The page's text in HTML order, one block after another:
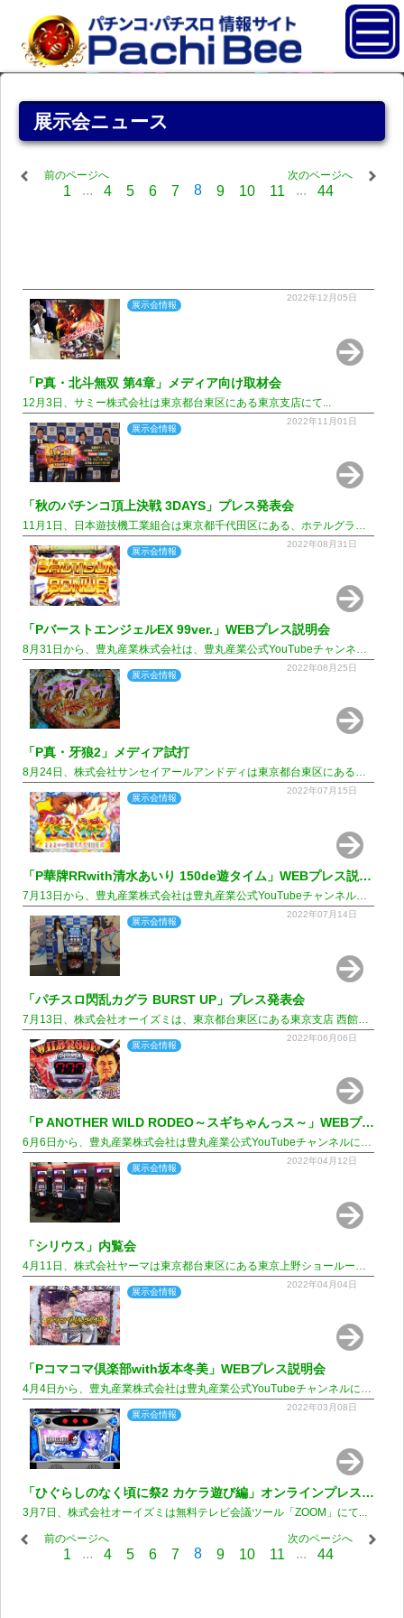
展示会ニュース
前のページへ
1 ... 4 5 6 7 8 9 10 11 ... 44
次のページへ
展示会情報
2022年12月05日
「P真・北斗無双 第4章」メディア向け取材会
12月3日、サミー株式会社は東京都台東区にある東京支店にて...
展示会情報
2022年11月01日
「秋のパチンコ頂上決戦 3DAYS」プレス発表会
11月1日、日本遊技機工業組合は東京都千代田区にある、ホテルグランドアーク半蔵門3F 華の間にて...
展示会情報
2022年08月31日
「PバーストエンジェルEX 99ver.」WEBプレス説明会
展示会情報
2022年08月25日
「P真・牙狼2」メディア試打
8月24日、株式会社サンセイアールアンドディは東京都台東区にある東京支店にて...
展示会情報
2022年07月15日
「P華牌RRwith清水あいり 150de遊タイム」WEBプレス説明会
7月13日から、豊丸産業株式会社は豊丸産業公式YouTubeチャンネルにて...
展示会情報
2022年07月14日
「パチスロ閃乱カグラ BURST UP」プレス発表会
展示会情報
2022年06月06日
「P ANOTHER WILD RODEO～スギちゃんっス～」WEBプレス説明会
6月6日から、豊丸産業株式会社は豊丸産業公式YouTubeチャンネルにて...
展示会情報
2022年04月12日
「シリウス」内覧会
4月11日、株式会社ヤーマは東京都台東区にある東京上野ショールームにて...
展示会情報
2022年04月04日
「Pコマコマ倶楽部with坂本冬美」WEBプレス説明会
4月4日から、豊丸産業株式会社は豊丸産業公式YouTubeチャンネルにて...
展示会情報
2022年03月08日
「ひぐらしのなく頃に祭2 カケラ遊び編」オンラインプレス発表会
3月7日、株式会社オーイズミは無料テレビ会議ツール「ZOOM」にて...
前のページへ
1 ... 4 5 6 7 8 9 10 11 ... 44
次のページへ